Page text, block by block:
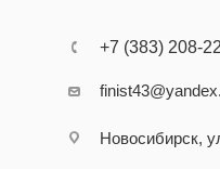
+7 (383) 208-
Новосибирск,